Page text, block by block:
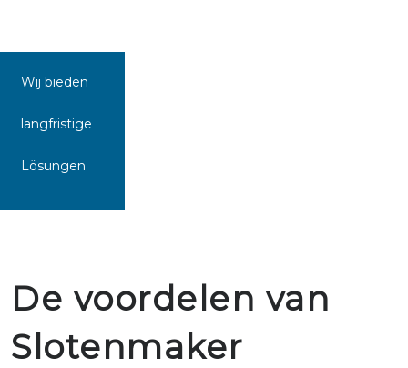
Wij bieden
langfristige
Lösungen
De voordelen van
Slotenmaker